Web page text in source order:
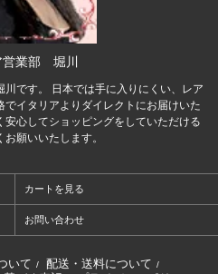
営業部 堀川
です。 日本では手に入りにくい、レア
イタリアよりダイレクトにお届けいた
心してショッピングをしていただける
願いいたします。
カートを見る
お問い合わせ
いて / 配送・送料について /